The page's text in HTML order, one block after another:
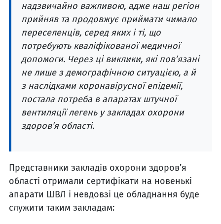
надзвичайно важливою, адже наш регіон
прийняв та продовжує приймати чимало
переселенців, серед яких і ті, що
потребують кваліфікованої медичної
допомоги. Через ці виклики, які пов’язані
не лише з демографічною ситуацією, а й
з наслідками коронавірусної епідемії,
постала потреба в апаратах штучної
вентиляції легень у закладах охорони
здоров’я області.
Представники закладів охорони здоров’я
області отримали сертифікати на новенькі
апарати ШВЛ і невдовзі це обладнання буде
служити таким закладам: